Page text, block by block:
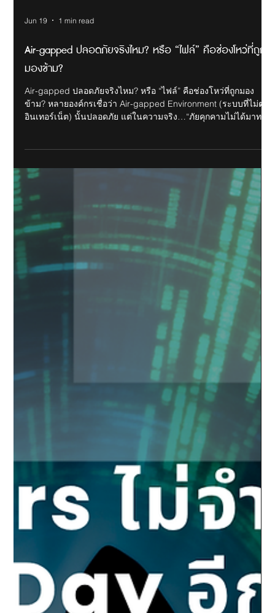
Jun 19 1 min read
มองข้าม?
Air-gapped ปลอดภัยจริงไหม? หรือ “ไฟล์” คือช่องโหว่ที่ถูกมอง
อินเทอร์เน็ต) นั้นปลอดภัย แต่ในความจริง…“ภัยคุกคามไม่ได้มาทาง
เน็ตอย่างเดียว” 📌 ตัวอย่างที่เกิดขึ้นจริง: APT37 ใช้ไฟล์ .LNK
(shortcut) ซ่อนคำสั่งอันตราย และแพร่ผ่าน USB ไปยังระบบที่
offline ได้ แต่ประเด็นสำคัญคือ…ความเสี่ยงไม่ได้มีแค่ USB อีกต่อ
External device Email attachment File upload บนเว็บไซต์